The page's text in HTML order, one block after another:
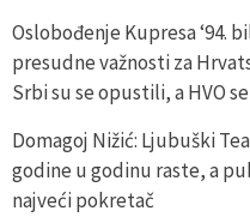
Oslobođenje Kupresa ‘94.
presudne važnosti za
Srbi su se opustili, a HVO
Domagoj Nižić: Ljubuški
godine u godinu raste, a
najveći pokretač